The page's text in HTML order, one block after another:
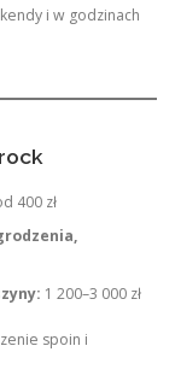
i w godzinach
400 zł
1 200–3 000 zł
spoin i